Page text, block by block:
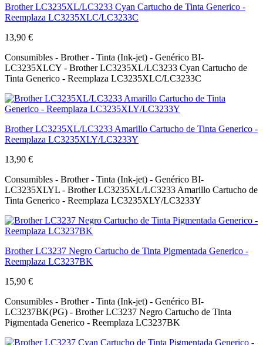
Brother LC3235XL/LC3233 Cyan Cartucho de Tinta Generico -
Reemplaza LC3235XLC/LC3233C
13,90 €
Consumibles - Brother - Tinta (Ink-jet) - Genérico BI-
LC3235XLCY - Brother LC3235XL/LC3233 Cyan Cartucho de
Tinta Generico - Reemplaza LC3235XLC/LC3233C
Brother LC3235XL/LC3233 Amarillo Cartucho de Tinta Generico -
Reemplaza LC3235XLY/LC3233Y
13,90 €
Consumibles - Brother - Tinta (Ink-jet) - Genérico BI-
LC3235XLYL - Brother LC3235XL/LC3233 Amarillo Cartucho de
Tinta Generico - Reemplaza LC3235XLY/LC3233Y
Brother LC3237 Negro Cartucho de Tinta Pigmentada Generico -
Reemplaza LC3237BK
15,90 €
Consumibles - Brother - Tinta (Ink-jet) - Genérico BI-
LC3237BK(PG) - Brother LC3237 Negro Cartucho de Tinta
Pigmentada Generico - Reemplaza LC3237BK